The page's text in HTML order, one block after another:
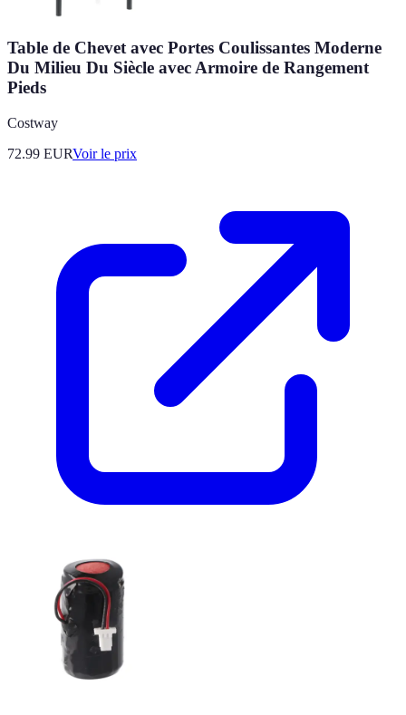
Table de Chevet avec Portes Coulissantes Moderne
Du Milieu Du Siècle avec Armoire de Rangement
Pieds
Costway
72.99 EURVoir le prix